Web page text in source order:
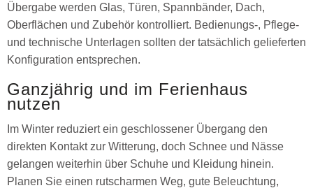
Übergabe werden Glas, Türen, Spannbänder, Dach,
Oberflächen und Zubehör kontrolliert. Bedienungs-, Pflege-
und technische Unterlagen sollten der tatsächlich gelieferten
Konfiguration entsprechen.
Ganzjährig und im Ferienhaus
nutzen
Im Winter reduziert ein geschlossener Übergang den
direkten Kontakt zur Witterung, doch Schnee und Nässe
gelangen weiterhin über Schuhe und Kleidung hinein.
Planen Sie einen rutscharmen Weg, gute Beleuchtung,